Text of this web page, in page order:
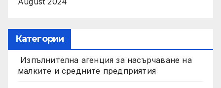
Категории
Изпълнителна агенция за насърчаване на
малките и средните предприятия